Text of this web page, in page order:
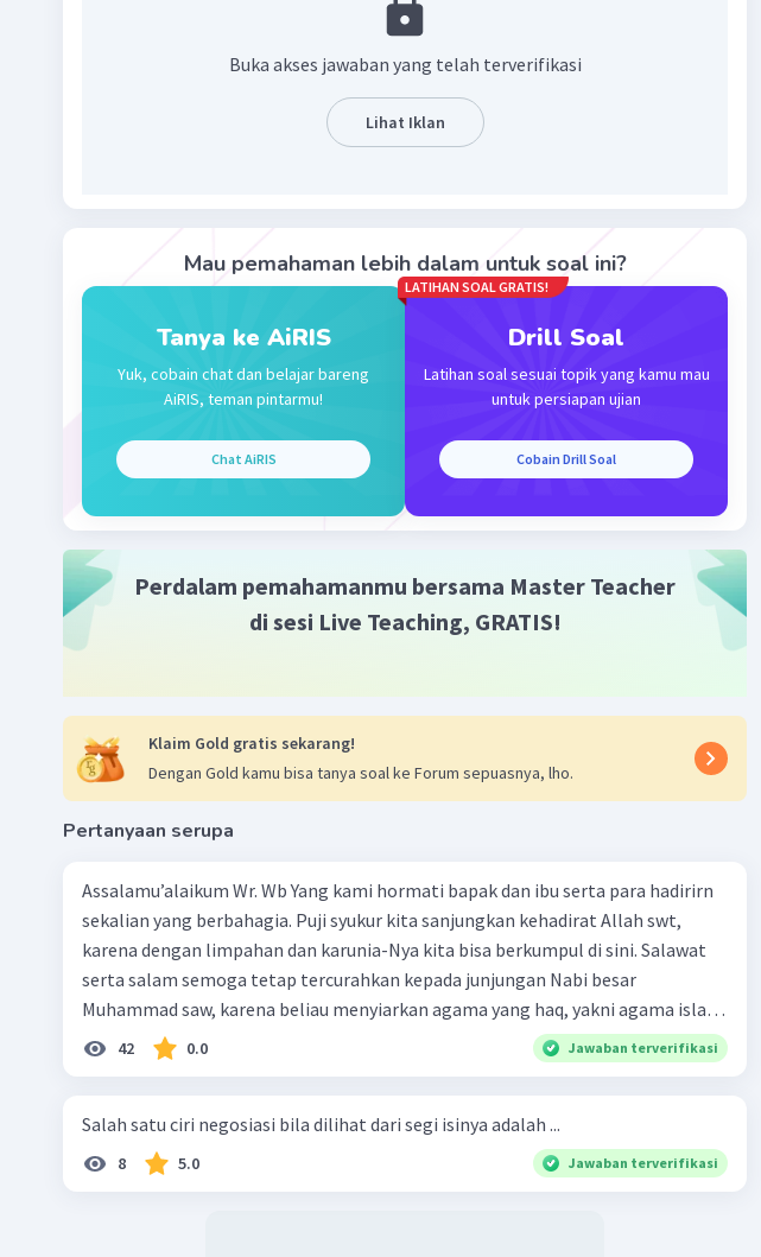
dikarenakan di opsi pilihan dalam pertanyaan tidak ada mungkin yang
paling mendekati ialah opsi jawaban A. Pembekalan Tepat
Balas
Iklan
Buka akses jawaban yang telah terverifikasi
Lihat Iklan
Mau pemahaman lebih dalam untuk soal ini?
Tanya ke AiRIS
Yuk, cobain chat dan belajar bareng
AiRIS, teman pintarmu!
Chat AiRIS
LATIHAN SOAL GRATIS!
Drill Soal
Latihan soal sesuai topik yang kamu mau
untuk persiapan ujian
Cobain Drill Soal
Perdalam pemahamanmu bersama Master Teacher
di sesi Live Teaching, GRATIS!
Klaim Gold gratis sekarang!
Dengan Gold kamu bisa tanya soal ke Forum sepuasnya, lho.
Pertanyaan serupa
Assalamu’alaikum Wr. Wb Yang kami hormati bapak dan ibu serta para hadirirn
sekalian yang berbahagia. Puji syukur kita sanjungkan kehadirat Allah swt,
karena dengan limpahan dan karunia-Nya kita bisa berkumpul di sini. Salawat
serta salam semoga tetap tercurahkan kepada junjungan Nabi besar
Muhammad saw, karena beliau menyiarkan agama yang haq, yakni agama islam,
agama yang diridai oleh Allah swt. Semoga kita sekalian termasuk ke dalam
umat-Nya yang diberkahi. Amin ya rabbal alamin. Hadirin sekalian yang
lingkungan keluarga, sanak saudara, bahkan juga di masyarakat luas. Karena
dengan jiwa sosial, maka terjalinlah di antara kita saling tolong-menolong,
42 0.0 Jawaban terverifikasi
Salah satu ciri negosiasi bila dilihat dari segi isinya adalah ...
8 5.0 Jawaban terverifikasi